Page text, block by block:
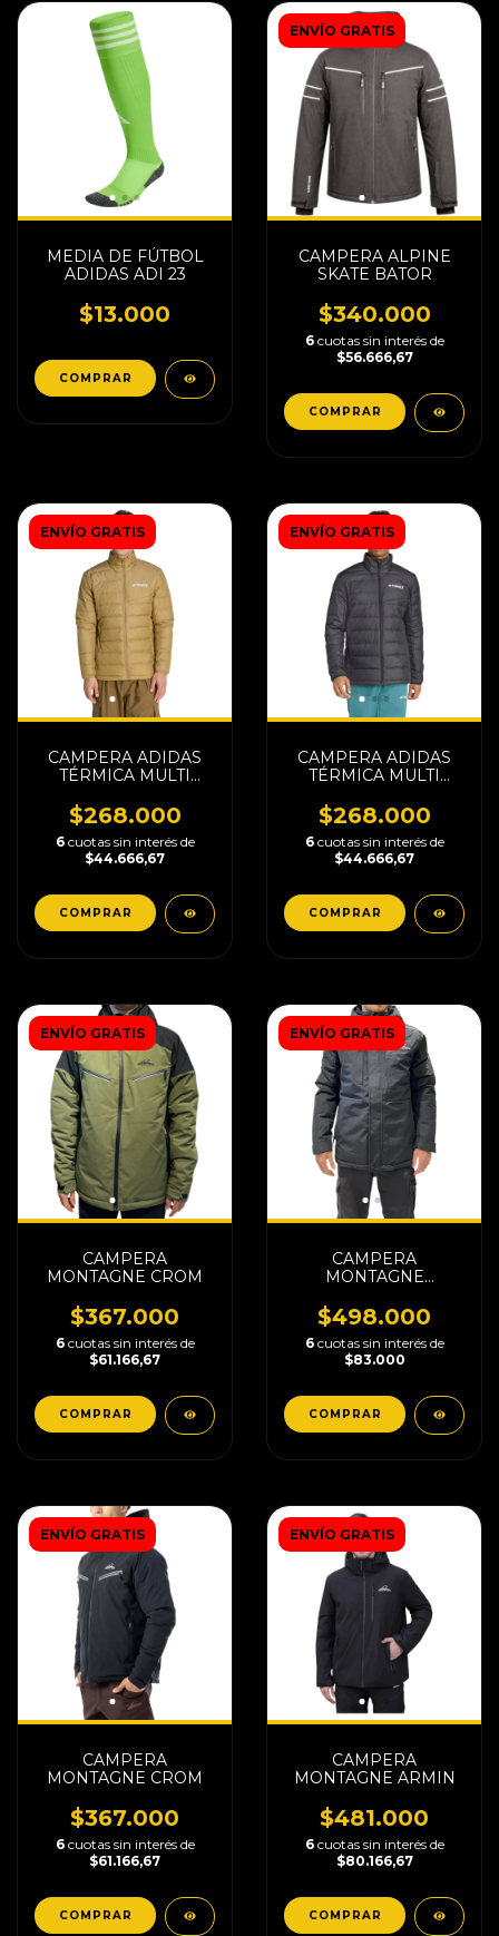
MEDIA DE FÚTBOL
ADIDAS ADI 23
$13.000
COMPRAR
ENVÍO GRATIS
CAMPERA ALPINE
SKATE BATOR
$340.000
6 cuotas sin interés de
$56.666,67
COMPRAR
ENVÍO GRATIS
CAMPERA ADIDAS
TÉRMICA MULTI
CLIMAWARM
$268.000
6 cuotas sin interés de
$44.666,67
COMPRAR
ENVÍO GRATIS
CAMPERA ADIDAS
TÉRMICA MULTI
$268.000
6 cuotas sin interés de
$44.666,67
COMPRAR
ENVÍO GRATIS
CAMPERA
MONTAGNE CROM
$367.000
6 cuotas sin interés de
$61.166,67
COMPRAR
ENVÍO GRATIS
CAMPERA
MONTAGNE
$498.000
6 cuotas sin interés de
$83.000
COMPRAR
ENVÍO GRATIS
CAMPERA
MONTAGNE CROM
$367.000
6 cuotas sin interés de
$61.166,67
COMPRAR
ENVÍO GRATIS
CAMPERA
MONTAGNE ARMIN
$481.000
6 cuotas sin interés de
$80.166,67
COMPRAR